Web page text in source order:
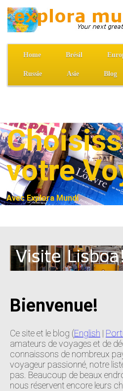
Home Brésil
Russie Asie Blog
votre
Avec Explora Mundi
Bienvenue!
Ce site et le blog (English |
amateurs de voyages et de
connaissons de nombreux
voyageur passionné, notre
pas. Beaucoup de beaux
nous réservent encore leurs